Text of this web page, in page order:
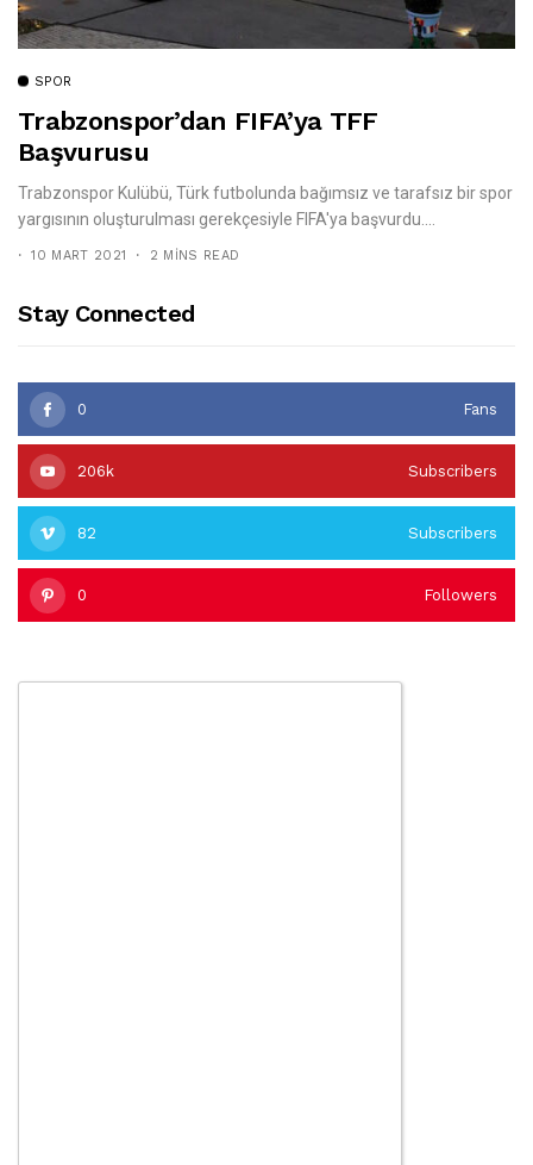
SPOR
Trabzonspor’dan FIFA’ya TFF
Başvurusu
Trabzonspor Kulübü, Türk futbolunda bağımsız ve tarafsız bir spor
yargısının oluşturulması gerekçesiyle FIFA'ya başvurdu....
10 MART 2021 2 MINS READ
Stay Connected
0 Fans
206k Subscribers
82 Subscribers
0 Followers